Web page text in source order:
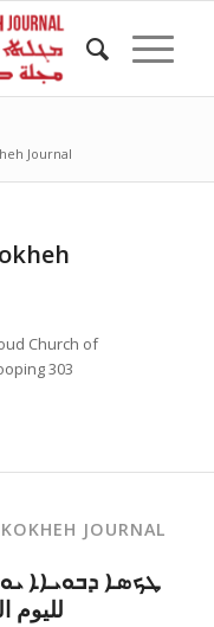
Journal
Church of
303
JOURNAL
ܛܟܣܐ ܕܒܘܝܐܐ
لليوم